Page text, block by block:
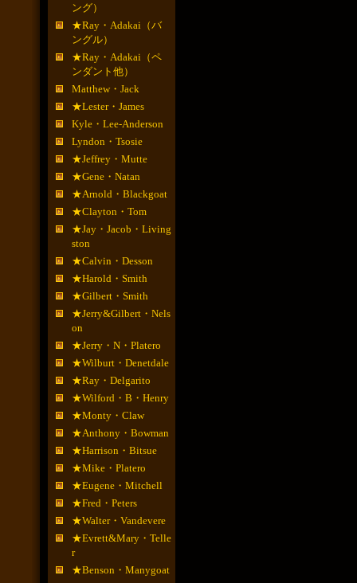
ング）
★Ray・Adakai（バ
ングル）
★Ray・Adakai（ペ
ンダント他）
Matthew・Jack
★Lester・James
Kyle・Lee-Anderson
Lyndon・Tsosie
★Jeffrey・Mutte
★Gene・Natan
★Arnold・Blackgoat
★Clayton・Tom
★Jay・Jacob・Living
ston
★Calvin・Desson
★Harold・Smith
★Gilbert・Smith
★Jerry&Gilbert・Nels
on
★Jerry・N・Platero
★Wilburt・Denetdale
★Ray・Delgarito
★Wilford・B・Henry
★Monty・Claw
★Anthony・Bowman
★Harrison・Bitsue
★Mike・Platero
★Eugene・Mitchell
★Fred・Peters
★Walter・Vandevere
★Evrett&Mary・Telle
r
★Benson・Manygoat